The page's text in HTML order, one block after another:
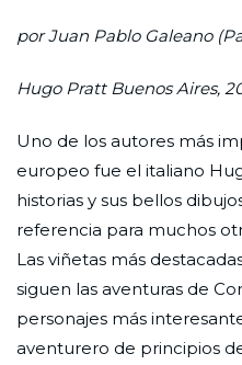
por Juan Pablo Galeano
Hugo Pratt Buenos Aires,
Uno de los autores más
europeo fue el italiano
historias y sus bellos
referencia para muchos
Las viñetas más
siguen las aventuras de
personajes más
aventurero de principios